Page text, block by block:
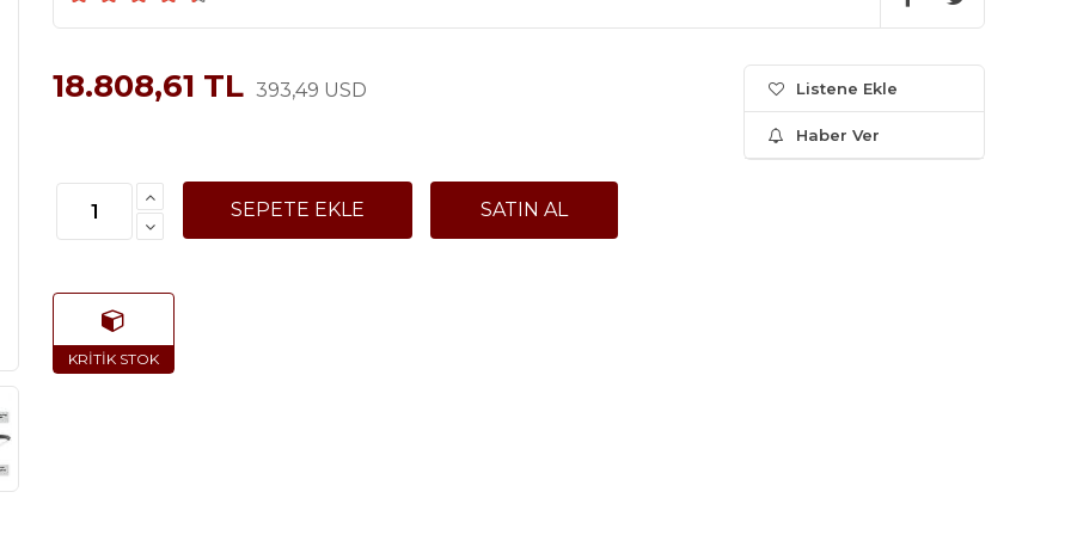
18.808,61 TL 393,49 USD Listene Ekle
Haber Ver